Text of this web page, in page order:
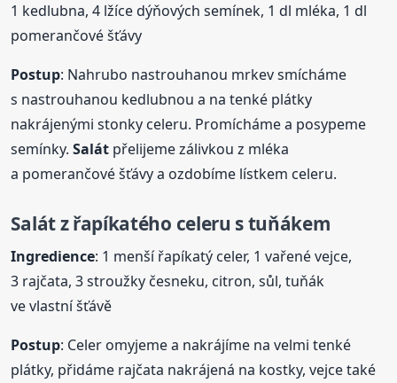
1 kedlubna, 4 lžíce dýňových semínek, 1 dl mléka, 1 dl
pomerančové šťávy
Postup: Nahrubo nastrouhanou mrkev smícháme
s nastrouhanou kedlubnou a na tenké plátky
nakrájenými stonky celeru. Promícháme a posypeme
semínky.Salát přelijeme zálivkou z mléka
a pomerančové šťávy a ozdobíme lístkem celeru.
Salátz řapíkatého celeru s tuňákem
Ingredience: 1 menší řapíkatý celer, 1 vařené vejce,
3 rajčata, 3 stroužky česneku, citron, sůl, tuňák
ve vlastní šťávě
Postup: Celer omyjeme a nakrájíme na velmi tenké
plátky, přidáme rajčata nakrájená na kostky, vejce také